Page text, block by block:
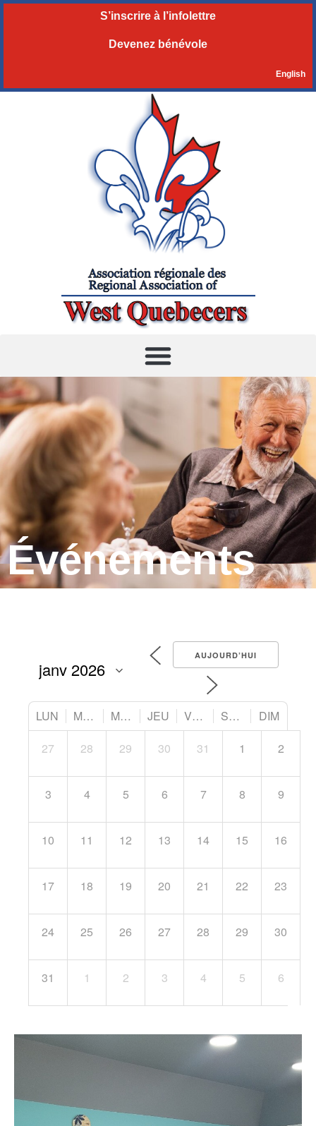
S’inscrire à l’infolettre
Devenez bénévole
English
Événements
AUJOURD’HUI
LUN MAR MER JEU VEN SAM
DIM
27
28 29 30 31 1 2
3 4 5 6 7 8 9
10 11 12 13 14 15 16
17 18 19 20 21 22 23
24 25 26 27 28 29 30
31 1 2 3 4 5 6